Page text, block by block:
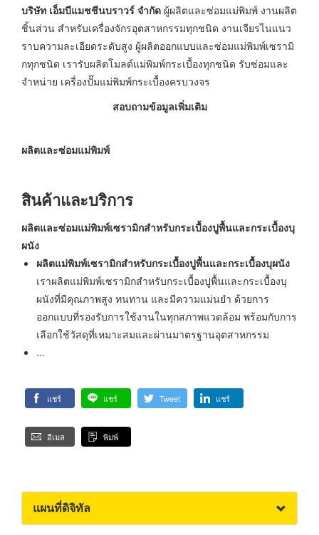
บริษัท เอ็มบีแมชชีนบราวร์ จำกัด ผู้ผลิตและซ่อมแม่พิมพ์ งานผลิต
ชิ้นส่วน สำหรับเครื่องจักรอุตสาหกรรมทุกชนิด งานเจียรไนแนว
ราบความละเอียดระดับสูง ผู้ผลิตออกแบบและซ่อมแม่พิมพ์เซรามิ
กทุกชนิด เรารับผลิตโมลด์แม่พิมพ์กระเบื้องทุกชนิด รับซ่อมและ
จำหน่าย เครื่องปั๊มแม่พิมพ์กระเบื้องครบวงจร
สอบถามข้อมูลเพิ่มเติม
ผลิตและซ่อมแม่พิมพ์
สินค้าและบริการ
ผลิตและซ่อมแม่พิมพ์เซรามิกสำหรับกระเบื้องปูพื้นและกระเบื้องบุ
ผนัง
ผลิตแม่พิมพ์เซรามิกสำหรับกระเบื้องปูพื้นและกระเบื้องบุผนัง
เราผลิตแม่พิมพ์เซรามิกสำหรับกระเบื้องปูพื้นและกระเบื้องบุ
ผนังที่มีคุณภาพสูง ทนทาน และมีความแม่นยำ ด้วยการ
ออกแบบที่รองรับการใช้งานในทุกสภาพแวดล้อม พร้อมกับการ
เลือกใช้วัสดุที่เหมาะสมและผ่านมาตรฐานอุตสาหกรรม
...
แชร์ แชร์ Tweet แชร์
อีเมล พิมพ์
แผนที่ดิจิทัล